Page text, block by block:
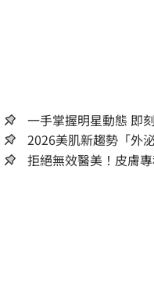
一手
2026美肌新趨勢「外
拒絕無效醫美！皮膚